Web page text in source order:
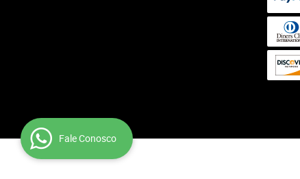
Fale Conosco